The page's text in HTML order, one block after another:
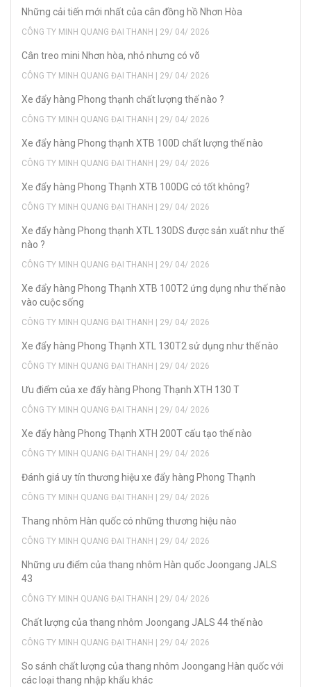
Những cải tiến mới nhất của cân đồng hồ Nhơn Hòa
CÔNG TY MINH QUANG ĐẠI THANH | 29/ 04/ 2026
Cân treo mini Nhơn hòa, nhỏ nhưng có võ
CÔNG TY MINH QUANG ĐẠI THANH | 29/ 04/ 2026
Xe đẩy hàng Phong thạnh chất lượng thế nào ?
CÔNG TY MINH QUANG ĐẠI THANH | 29/ 04/ 2026
Xe đẩy hàng Phong thạnh XTB 100D chất lượng thế nào
CÔNG TY MINH QUANG ĐẠI THANH | 29/ 04/ 2026
Xe đẩy hàng Phong Thạnh XTB 100DG có tốt không?
CÔNG TY MINH QUANG ĐẠI THANH | 29/ 04/ 2026
Xe đẩy hàng Phong thạnh XTL 130DS được sản xuất như thế
nào ?
CÔNG TY MINH QUANG ĐẠI THANH | 29/ 04/ 2026
Xe đẩy hàng Phong Thạnh XTB 100T2 ứng dụng như thế nào
vào cuộc sống
CÔNG TY MINH QUANG ĐẠI THANH | 29/ 04/ 2026
Xe đẩy hàng Phong Thạnh XTL 130T2 sử dụng như thế nào
CÔNG TY MINH QUANG ĐẠI THANH | 29/ 04/ 2026
Ưu điểm của xe đẩy hàng Phong Thạnh XTH 130 T
CÔNG TY MINH QUANG ĐẠI THANH | 29/ 04/ 2026
Xe đẩy hàng Phong Thạnh XTH 200T cấu tạo thế nào
CÔNG TY MINH QUANG ĐẠI THANH | 29/ 04/ 2026
Đánh giá uy tín thương hiệu xe đẩy hàng Phong Thạnh
CÔNG TY MINH QUANG ĐẠI THANH | 29/ 04/ 2026
Thang nhôm Hàn quốc có những thương hiệu nào
CÔNG TY MINH QUANG ĐẠI THANH | 29/ 04/ 2026
Những ưu điểm của thang nhôm Hàn quốc Joongang JALS
43
CÔNG TY MINH QUANG ĐẠI THANH | 29/ 04/ 2026
Chất lượng của thang nhôm Joongang JALS 44 thế nào
CÔNG TY MINH QUANG ĐẠI THANH | 29/ 04/ 2026
So sánh chất lượng của thang nhôm Joongang Hàn quốc với
các loại thang nhập khẩu khác